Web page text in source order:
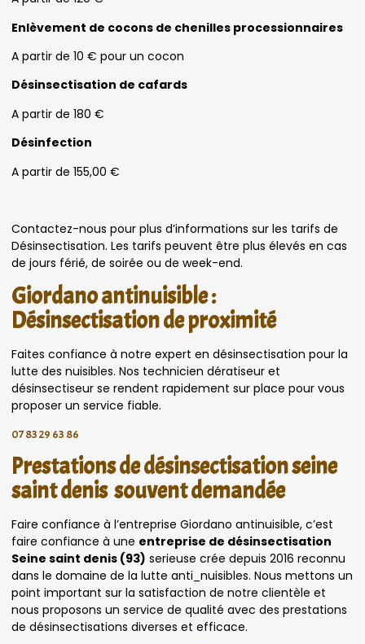
Enlèvement de cocons de chenilles processionnaires
A partir de 10 € pour un cocon
Désinsectisation de cafards
A partir de 180 €
Désinfection
A partir de 155,00 €
Contactez-nous pour plus d’informations sur les tarifs de
Désinsectisation. Les tarifs peuvent être plus élevés en cas
de jours férié, de soirée ou de week-end.
Giordano antinuisible :
Désinsectisation de proximité
Faites confiance à notre expert en désinsectisation pour la
lutte des nuisibles. Nos technicien dératiseur et
désinsectiseur se rendent rapidement sur place pour vous
proposer un service fiable.
07 83 29 63 86
Prestations de désinsectisation seine
saint denis souvent demandée
Faire confiance à l’entreprise Giordano antinuisible, c’est
faire confiance à une entreprise de désinsectisation
Seine saint denis (93) serieuse crée depuis 2016 reconnu
dans le domaine de la lutte anti_nuisibles. Nous mettons un
point important sur la satisfaction de notre clientèle et
nous proposons un service de qualité avec des prestations
de désinsectisations diverses et efficace.